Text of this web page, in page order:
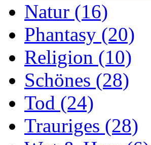
Natur (16)
Phantasy (20)
Religion (10)
Schönes (28)
Tod (24)
Trauriges (28)